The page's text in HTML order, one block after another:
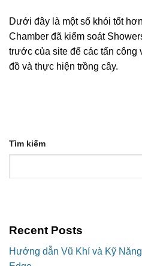
Dưới đây là một số khói tốt
Chamber đã kiểm soát
trước của site để các tấn công
đồ và thực hiện trồng cây.
Tìm kiếm
Recent Posts
Hướng dẫn Vũ Khí và Kỹ